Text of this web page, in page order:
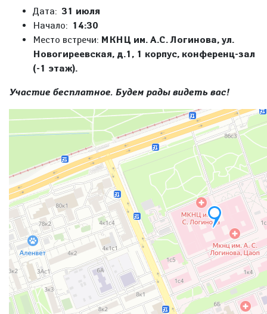
Дата: 31 июля
Начало: 14:30
Место встречи: МКНЦ им. А.С. Логинова, ул.
Новогиреевская, д.1, 1 корпус, конференц-зал
(-1 этаж).
Участие бесплатное. Будем рады видеть вас!